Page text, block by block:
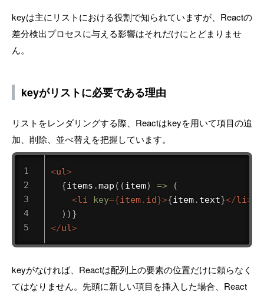
keyは主にリストにおける役割で知られていますが、Reactの
差分検出プロセスに与える影響はそれだけにとどまりませ
ん。
keyがリストに必要である理由
リストをレンダリングする際、Reactはkeyを用いて項目の追
加、削除、並べ替えを把握しています。
<ul>
{items .map ( (item) =>
(
<li key={item. id}>{item. text}</li>
) ) }
</ul>
keyがなければ、Reactは配列上の要素の位置だけに頼らなく
てはなりません。先頭に新しい項目を挿入した場合、React